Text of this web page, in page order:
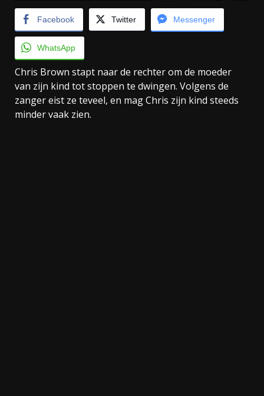
Facebook Twitter Messenger
WhatsApp
Chris Brown stapt naar de rechter om de moeder
van zijn kind tot stoppen te dwingen. Volgens de
zanger eist ze teveel, en mag Chris zijn kind steeds
minder vaak zien.